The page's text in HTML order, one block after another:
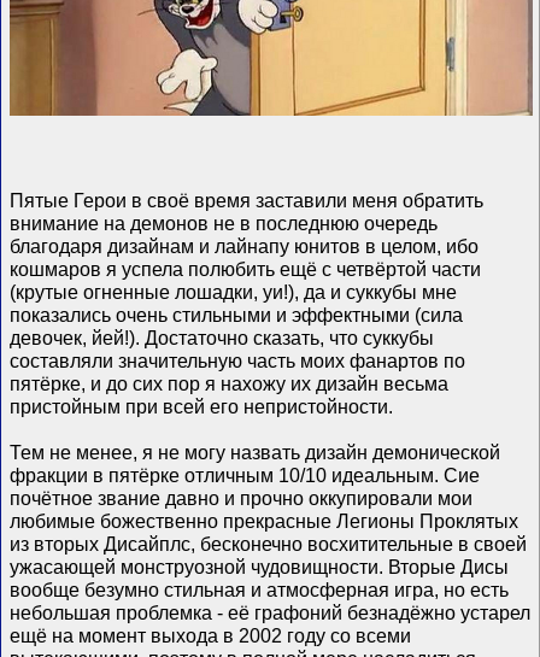
Пятые Герои в своё время заставили меня обратить
внимание на демонов не в последнюю очередь
благодаря дизайнам и лайнапу юнитов в целом, ибо
кошмаров я успела полюбить ещё с четвёртой части
(крутые огненные лошадки, уи!), да и суккубы мне
показались очень стильными и эффектными (сила
девочек, йей!). Достаточно сказать, что суккубы
составляли значительную часть моих фанартов по
пятёрке, и до сих пор я нахожу их дизайн весьма
пристойным при всей его непристойности.
Тем не менее, я не могу назвать дизайн демонической
фракции в пятёрке отличным 10/10 идеальным. Сие
почётное звание давно и прочно оккупировали мои
любимые божественно прекрасные Легионы Проклятых
из вторых Дисайплс, бесконечно восхитительные в своей
ужасающей монструозной чудовищности. Вторые Дисы
вообще безумно стильная и атмосферная игра, но есть
небольшая проблемка - её графоний безнадёжно устарел
ещё на момент выхода в 2002 году со всеми